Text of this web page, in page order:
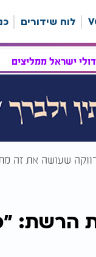
לוח שידורים
ישראל ממליצים
שעושה את זה
הרשת: